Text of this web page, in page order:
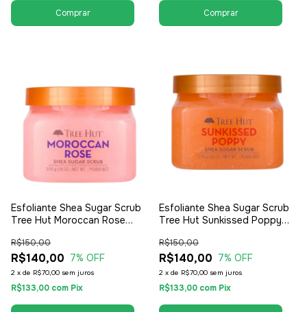
Esfoliante Shea Sugar Scrub
Tree Hut Moroccan Rose
R$140,00
R$150,00
7% OFF
2 x de R$70,00 sem juros
R$133,00 com Pix
Esfoliante Shea Sugar Scrub
Tree Hut Sunkissed Poppy
R$140,00
R$150,00
7% OFF
2 x de R$70,00 sem juros
R$133,00 com Pix